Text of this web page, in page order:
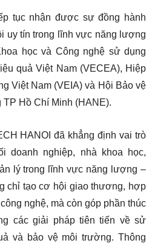
tục nhận được sự đồng hành
uy tín trong lĩnh vực năng lượng
học và Công nghệ sử dụng
quả Việt Nam (VECEA), Hiệp
Việt Nam (VEIA) và Hội Bảo vệ
Hồ Chí Minh (HANE).
HANOI đã khẳng định vai trò
doanh nghiệp, nhà khoa học,
lý trong lĩnh vực năng lượng –
chỉ tạo cơ hội giao thương, hợp
nghệ, mà còn góp phần thúc
các giải pháp tiên tiến về sử
và bảo vệ môi trường. Thông